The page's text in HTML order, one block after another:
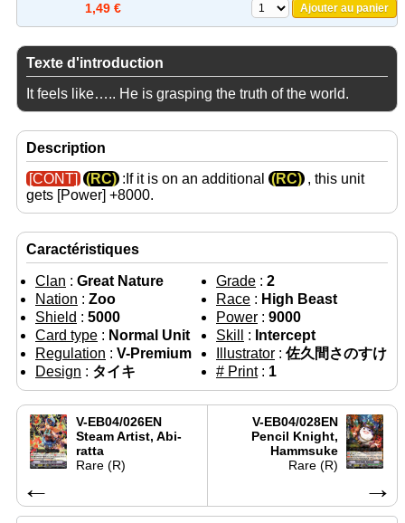
1,49 € Ajouter au panier
Texte d'introduction
It feels like….. He is grasping the truth of the world.
Description
[CONT]
(RC) :If it is on an additional (RC) , this unit
gets [Power] +8000.
Caractéristiques
Clan : Great Nature Grade : 2
Nation : Zoo Race : High Beast
Shield : 5000 Power : 9000
Card type : Normal Unit Skill : Intercept
Regulation : V-Premium Illustrator : 佐久間さのすけ
Design : タイキ # Print: 1
V-EB04/026EN
Steam Artist, Abi-
ratta
Rare (R)
←
V-EB04/028EN
Pencil Knight,
Hammsuke
Rare (R)
→